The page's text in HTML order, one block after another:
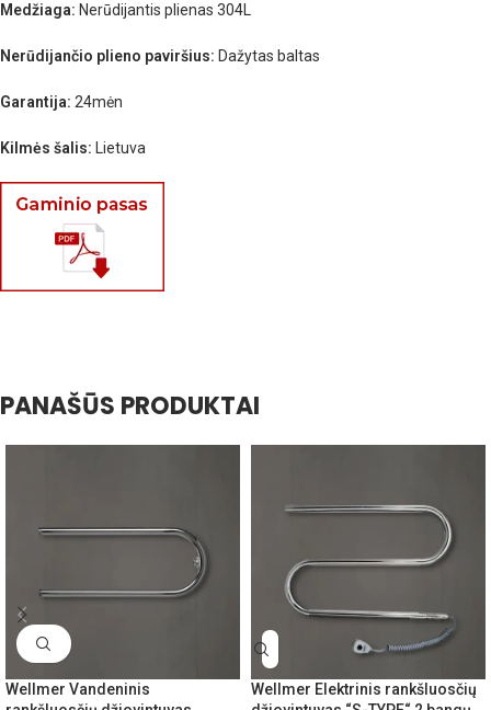
Medžiaga: Nerūdijantis plienas 304L
Nerūdijančio plieno paviršius: Dažytas baltas
Garantija: 24mėn
Kilmės šalis: Lietuva
PANAŠŪS PRODUKTAI
Wellmer Vandeninis
Wellmer Elektrinis rankšluosčių